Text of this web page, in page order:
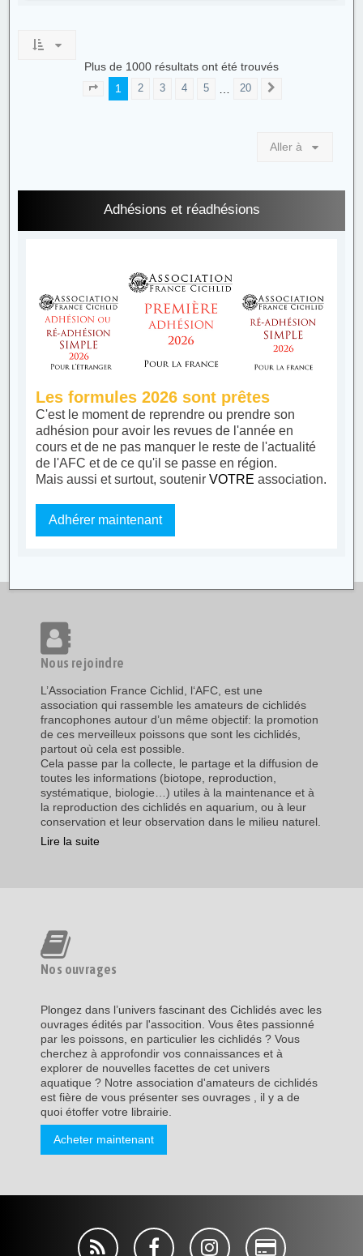
Plus de 1000 résultats ont été trouvés
Page sur 20
1 2 3 4 5 20
Aller à
Adhésions et réadhésions
Les formules 2026 sont prêtes
C'est le moment de reprendre ou prendre son
adhésion pour avoir les revues de l'année en
cours et de ne pas manquer le reste de l'actualité
de l'AFC et de ce qu'il se passe en région.
Mais aussi et surtout, soutenirVOTRE association.
Adhérer maintenant
Nous rejoindre
L’Association France Cichlid, l‘AFC, est une
association qui rassemble les amateurs de cichlidés
francophones autour d’un même objectif: la promotion
de ces merveilleux poissons que sont les cichlidés,
partout où cela est possible.
Cela passe par la collecte, le partage et la diffusion de
toutes les informations (biotope, reproduction,
systématique, biologie…) utiles à la maintenance et à
la reproduction des cichlidés en aquarium, ou à leur
conservation et leur observation dans le milieu naturel.
Lire la suite
Nos ouvrages
Plongez dans l’univers fascinant des Cichlidés avec les
ouvrages édités par l'assocition. Vous êtes passionné
par les poissons, en particulier les cichlidés ? Vous
cherchez à approfondir vos connaissances et à
explorer de nouvelles facettes de cet univers
aquatique ? Notre association d'amateurs de cichlidés
est fière de vous présenter ses ouvrages , il y a de
quoi étoffer votre librairie.
Acheter maintenant